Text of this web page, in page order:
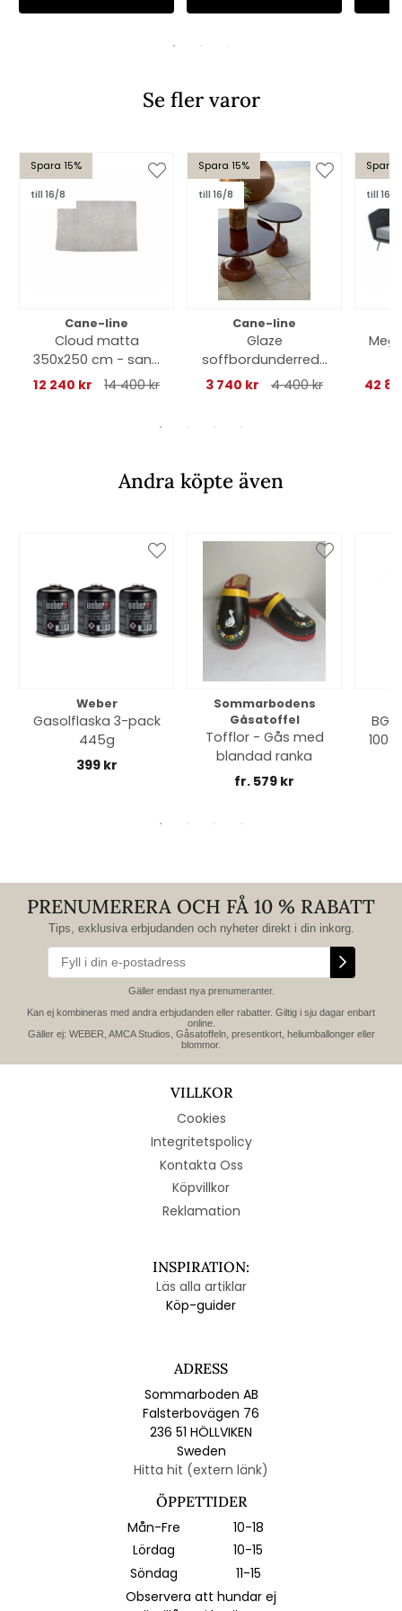
Se fler varor
Spara 15%
till 16/8
Cane-line
Cloud matta
350x250 cm - sand
multi colour
12 240 kr 14 400 kr
Spara 15%
till 16/8
Cane-line
Glaze
soffbordunderrede
stor - fler
3 740 kr 4 400 kr
Spara
till 16/8
42
Andra köpte även
Weber
Gasolflaska 3-pack
445g
399 kr
Sommarbodens
Gåsatoffel
Tofflor - Gås med
blandad ranka
fr. 579 kr
PRENUMERERA OCH FÅ 10 % RABATT
Tips, exklusiva erbjudanden och nyheter direkt i din inkorg.
Gäller endast nya prenumeranter.
Kan ej kombineras med andra erbjudanden eller rabatter. Giltig i sju dagar enbart
online.
Gäller ej: WEBER, AMCA Studios, Gåsatoffeln, presentkort, heliumballonger eller
blommor.
VILLKOR
Cookies
Integritetspolicy
Kontakta Oss
Köpvillkor
Reklamation
INSPIRATION:
Läs alla artiklar
Köp-guider
ADRESS
Sommarboden AB
Falsterbovägen 76
236 51 HÖLLVIKEN
Sweden
Hitta hit (extern länk)
ÖPPETTIDER
Mån-Fre
10-18
Lördag
10-15
Söndag
11-15
Observera att hundar ej